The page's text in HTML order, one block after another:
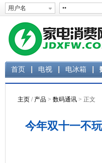
首页 电视 电冰箱
主页 / 产品 > 数码通讯 > 正文
今年双十一不